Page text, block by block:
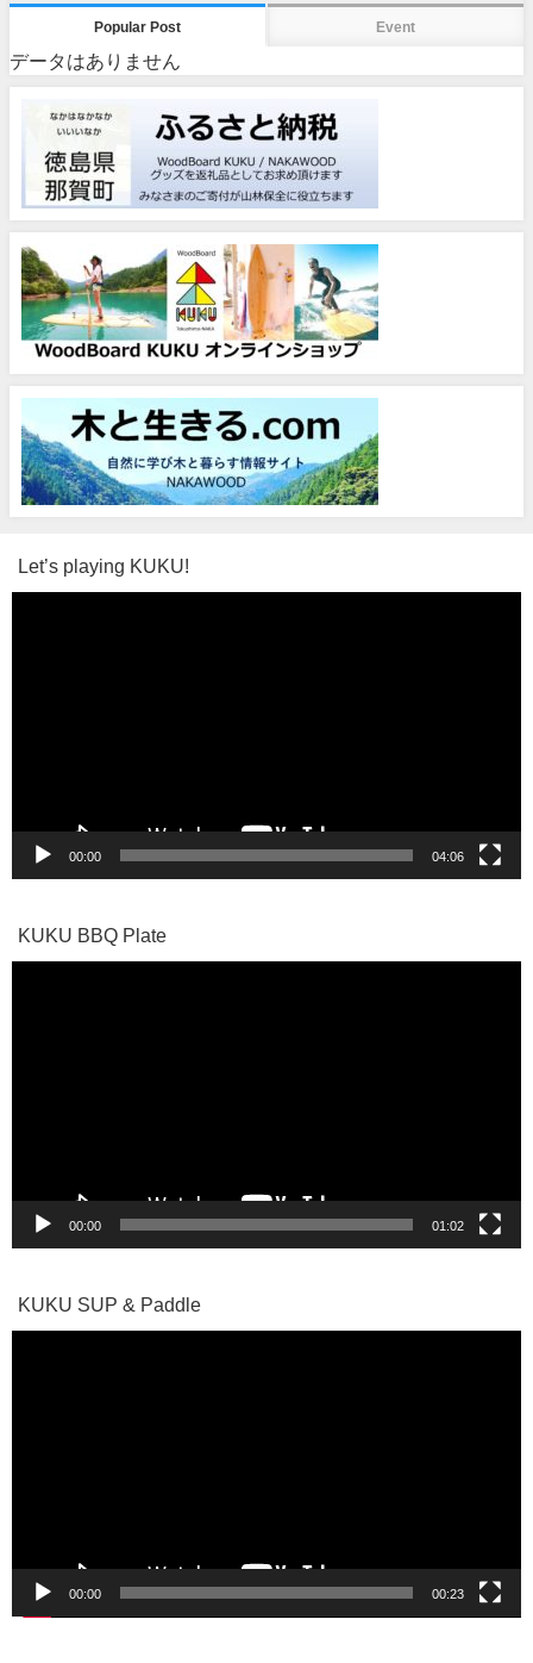
Popular Post Event
データはありません
Let’s playing KUKU!
00:00 04:06
KUKU BBQ Plate
00:00 01:02
KUKU SUP & Paddle
00:00 00:23